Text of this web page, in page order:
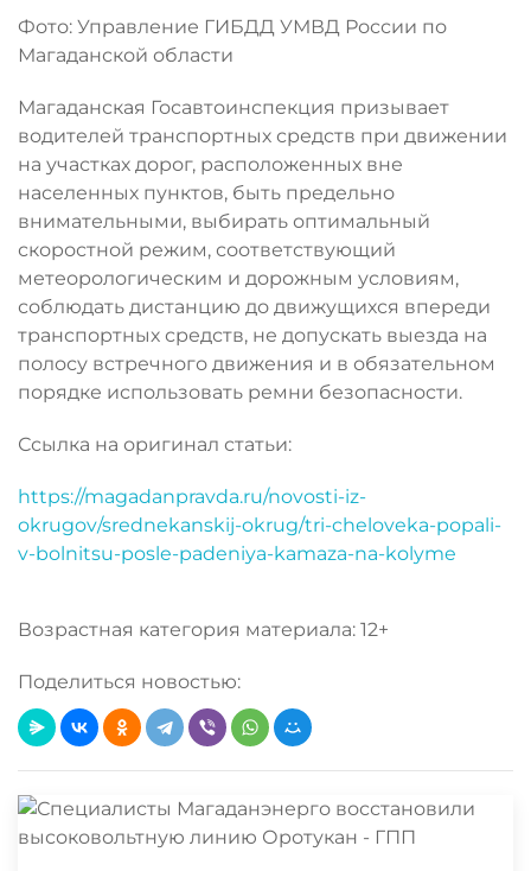
Фото: Управление ГИБДД УМВД России по
Магаданской области
Магаданская Госавтоинспекция призывает
водителей транспортных средств при движении
на участках дорог, расположенных вне
населенных пунктов, быть предельно
внимательными, выбирать оптимальный
скоростной режим, соответствующий
метеорологическим и дорожным условиям,
соблюдать дистанцию до движущихся впереди
транспортных средств, не допускать выезда на
полосу встречного движения и в обязательном
порядке использовать ремни безопасности.
Ссылка на оригинал статьи:
https://magadanpravda.ru/novosti-iz-
okrugov/srednekanskij-okrug/tri-cheloveka-popali-
v-bolnitsu-posle-padeniya-kamaza-na-kolyme
Возрастная категория материала: 12+
Поделиться новостью: